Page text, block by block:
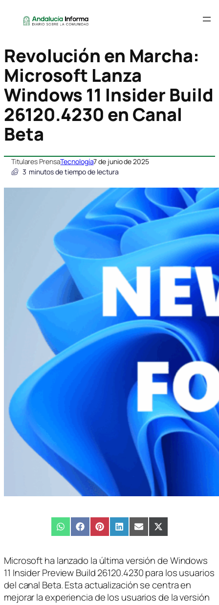
Revolución en Marcha:
Microsoft Lanza
Windows 11 Insider Build
26120.4230 en Canal
Beta
Titulares PrensaTecnología7 de junio de 2025
3 minutos de tiempo de lectura
Compartir
en
WhatsAppCompartir
en
FacebookCompartir
en
PinterestCompartir
en
LinkedInCompartir
en
EmailCompartir
en
X
(Twitter)
Microsoft ha lanzado la última versión de Windows
11 Insider Preview Build 26120.4230 para los usuarios
del canal Beta. Esta actualización se centra en
mejorar la experiencia de los usuarios de la versión